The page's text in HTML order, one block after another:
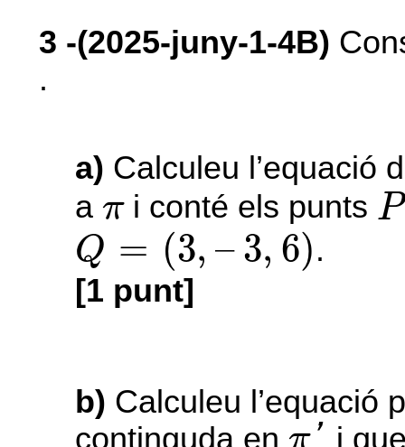
3 -(2025-juny-1-4B)
.
a) Calculeu l’equació
a π
πi conté els punts P
P
Q = (3, – 3, 6)
Q= ( 3,–3, 6)
.
[1 punt]
b) Calculeu l’equació
continguda en π
π′ i